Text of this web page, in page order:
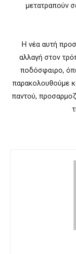
μετατραπούν
Η νέα αυτή
αλλαγή στον
ποδόσφαιρο,
παρακολουθούμε
παντού,